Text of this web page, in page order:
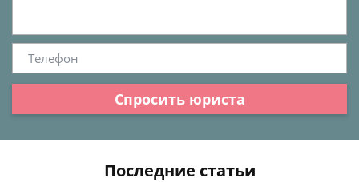
Спросить юриста
Последние статьи